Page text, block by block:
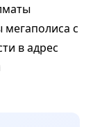
с
в адрес